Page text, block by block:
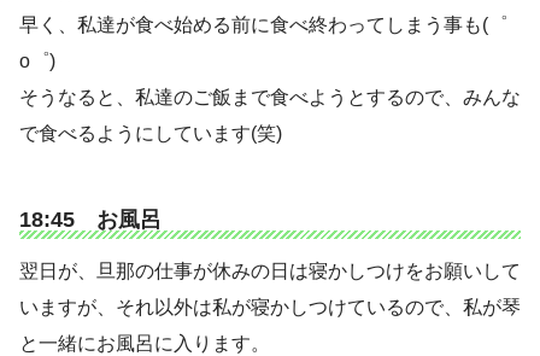
早く、私達が食べ始める前に食べ終わってしまう事も(゜
o゜)
そうなると、私達のご飯まで食べようとするので、みんな
で食べるようにしています(笑)
18:45 お風呂
翌日が、旦那の仕事が休みの日は寝かしつけをお願いして
いますが、それ以外は私が寝かしつけているので、私が琴
と一緒にお風呂に入ります。